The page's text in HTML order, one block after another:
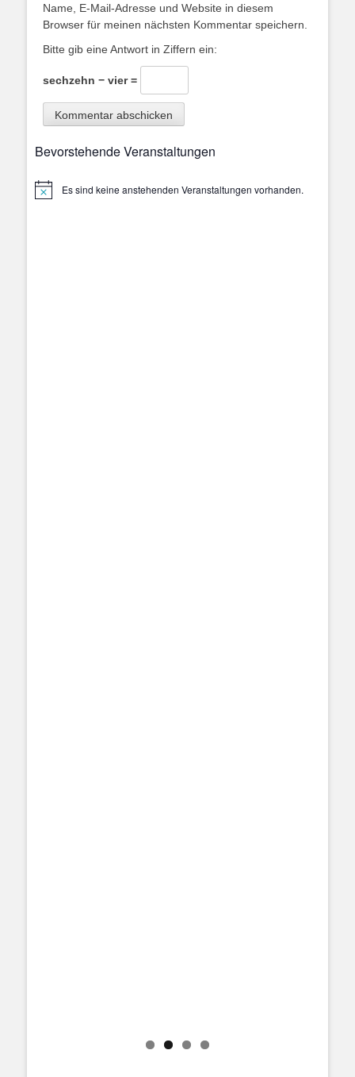
Name, E-Mail-Adresse und Website in diesem
Browser für meinen nächsten Kommentar speichern.
Bitte gib eine Antwort in Ziffern ein:
sechzehn − vier =
Bevorstehende Veranstaltungen
HinweisEs sind keine anstehenden Veranstaltungen vorhanden.